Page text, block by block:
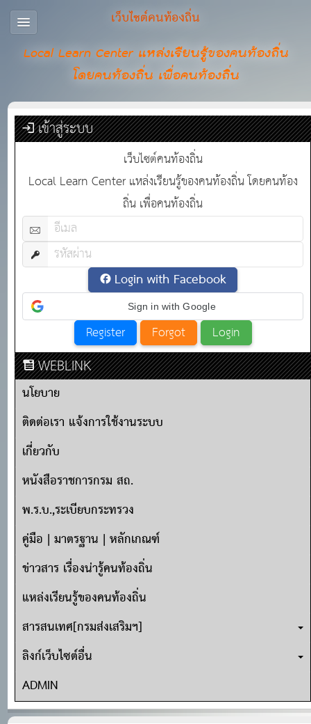
เว็บไซต์คนท้องถิ่น
Local Learn Center แหล่งเรียนรู้ของคนท้องถิ่น
โดยคนท้องถิ่น เพื่อคนท้องถิ่น
เข้าสู่ระบบ
เว็บไซต์คนท้องถิ่น
Local Learn Center แหล่งเรียนรู้ของคนท้องถิ่น โดยคนท้อง
ถิ่น เพื่อคนท้องถิ่น
Login with Facebook
Sign in with Google
WEBLINK
นโยบาย
ติดต่อเรา แจ้งการใช้งานระบบ
เกี่ยวกับ
หนังสือราชการกรม สถ.
พ.ร.บ.,ระเบียบกระทรวง
คู่มือ | มาตรฐาน | หลักเกณฑ์
ข่าวสาร เรื่องน่ารู้คนท้องถิ่น
แหล่งเรียนรู้ของคนท้องถิ่น
สารสนเทศ[กรมส่งเสริมฯ]
ลิงก์เว็บไซต์อื่น
ADMIN